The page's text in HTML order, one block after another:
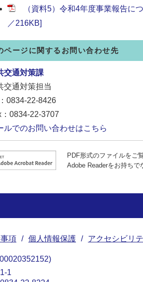
（資料5）令和4年度事業報告に
／216KB]
ページに関するお問い合わせ先
交通対策課
交通対策担当
0834-22-8426
：0834-22-3707
ルでのお問い合わせはこちら
PDF形式のファイルをご
Adobe Readerをお持ちで
項 個人情報保護 アクセシビリ
1